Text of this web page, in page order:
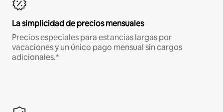
La simplicidad de precios mensuales
Precios especiales para estancias largas por
vacaciones y un único pago mensual sin cargos
adicionales.*